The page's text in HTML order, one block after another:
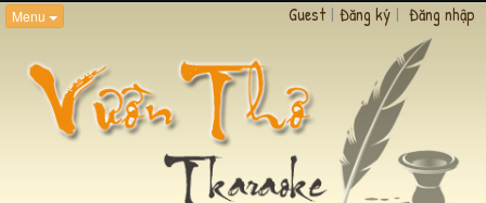
Menu Guest | Đăng ký | Đăng nhập